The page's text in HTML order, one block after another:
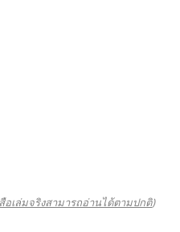
อเล่มจริงสามารถอ่านได้ตามปกติ)